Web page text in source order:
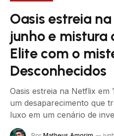
Oasis estreia
junho e mistura
Elite com o
Desconhecidos
Oasis estreia na Netflix em
um desaparecimento que
luxo em um cenário de